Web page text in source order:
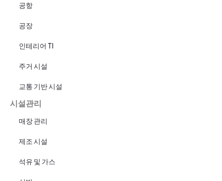
공항
공장
인테리어 TI
주거 시설
교통 기반 시설
시설관리
매장 관리
제조 시설
석유 및 가스